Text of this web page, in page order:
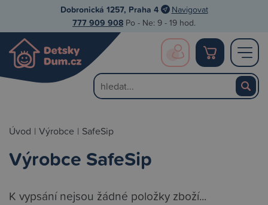
Dobronická 1257, Praha 4 Navigovat
777 909 908 Po - Ne: 9 - 19 hod.
Úvod | Výrobce | SafeSip
Výrobce SafeSip
K vypsání nejsou žádné položky zboží...